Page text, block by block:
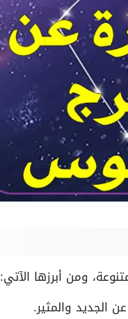
ومن أبرزها الآتي:
الجديد والمثير.